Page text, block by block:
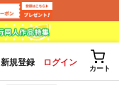
新規登録 ログイン
カート